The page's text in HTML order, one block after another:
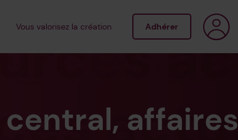
Vous valorisez la création Adhérer
affaires